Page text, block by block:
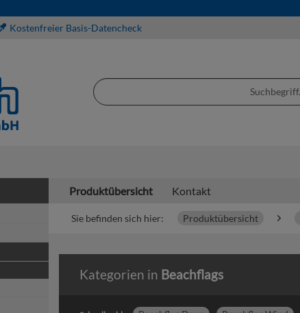
Kostenfreier Basis-Datencheck
Produktübersicht Kontakt
Sie befinden sich hier: Produktübersicht
Kategorien in Beachflags